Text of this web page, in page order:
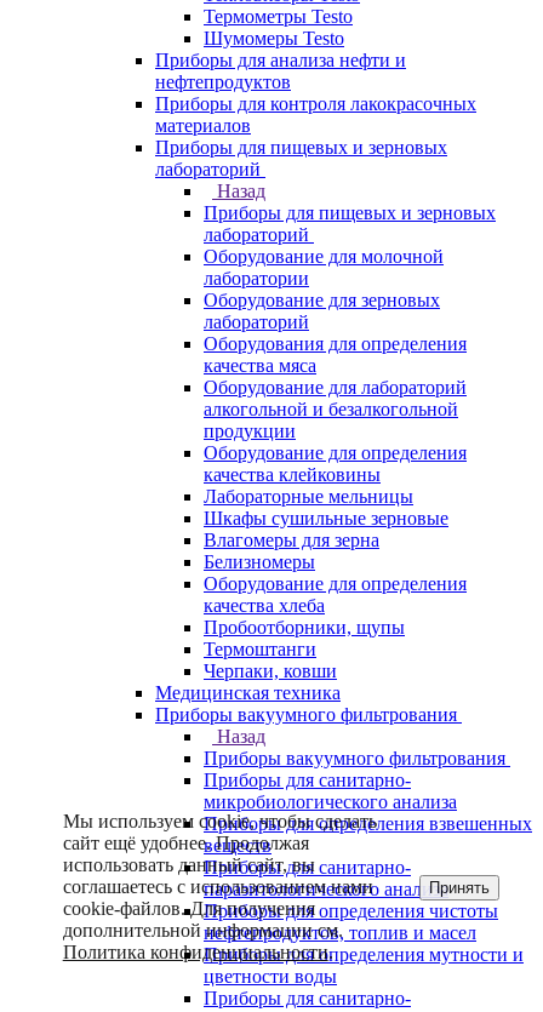
Термометры Testo
Шумомеры Testo
Приборы для анализа нефти и
нефтепродуктов
Приборы для контроля лакокрасочных
материалов
Приборы для пищевых и зерновых
лабораторий
Назад
Приборы для пищевых и зерновых
лабораторий
Оборудование для молочной
лаборатории
Оборудование для зерновых
лабораторий
Оборудования для определения
качества мяса
Оборудование для лабораторий
алкогольной и безалкогольной
продукции
Оборудование для определения
качества клейковины
Лабораторные мельницы
Шкафы сушильные зерновые
Влагомеры для зерна
Белизномеры
Оборудование для определения
качества хлеба
Пробоотборники, щупы
Термоштанги
Черпаки, ковши
Медицинская техника
Приборы вакуумного фильтрования
Назад
Приборы вакуумного фильтрования
Приборы для санитарно-
микробиологического анализа
Приборы для определения взвешенных
веществ
Приборы для санитарно-
паразитологического анализа
Приборы для определения чистоты
нефтепродуктов, топлив и масел
Приборы для определения мутности и
цветности воды
Приборы для санитарно-
Мы используем cookie, чтобы сделать
сайт ещё удобнее. Продолжая
использовать данный сайт, вы
соглашаетесь с использованием нами
cookie-файлов. Для получения
дополнительной информации см.
Политика конфиденциальности.
Принять